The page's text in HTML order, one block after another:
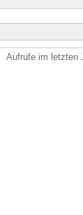
Aufrufe im letzten